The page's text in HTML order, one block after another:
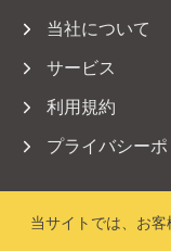
当サイトでは、お
当社について
サービス
利用規約
プライバシー